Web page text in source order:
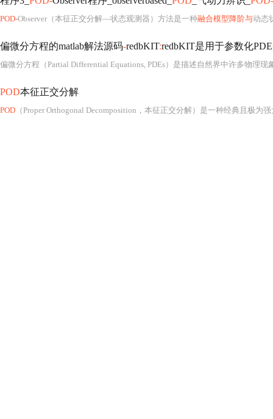
POD-Observer（本征正交分解—状态观测器）方法是一种融合模型降阶与动态状
偏微分方程的matlab解法源码-redbKIT:redbKIT是用于参数化PDE
POD本征正交分解
POD （Proper Orthogonal Decomposition，本征正交分解）是一种经典且极为强大的数学工具，广泛应用于流体力学、风工程、结构动力学